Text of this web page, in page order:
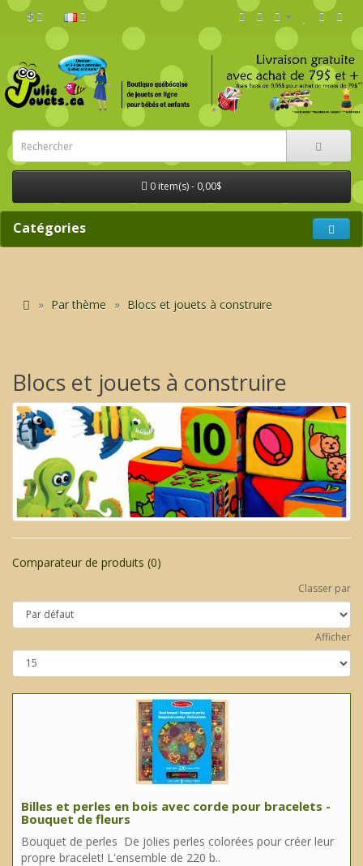
$
0 item(s) - 0,00$
Catégories
Par thème Blocs et jouets à construire
Blocs et jouets à construire
Comparateur de produits (0)
Classer par
Afficher
Billes et perles en bois avec corde pour bracelets -
Bouquet de fleurs
Bouquet de perles De jolies perles colorées pour créer leur
propre bracelet! L'ensemble de 220 b..